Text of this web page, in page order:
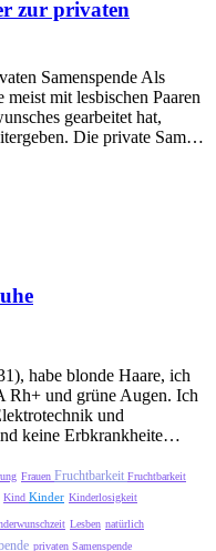
zur privaten
Samenspende Als
meist mit lesbischen Paaren
gearbeitet hat,
Die private Sam…
habe blonde Haare, ich
Rh+ und grüne Augen. Ich
und
keine Erbkrankheite…
Frauen Fruchtbarkeit Fruchtbarkeit
Kind Kinder Kinderlosigkeit
Lesben natürlich
privaten Samenspende